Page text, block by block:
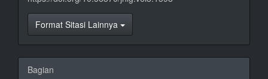
Format Sitasi Lainnya
Bagian